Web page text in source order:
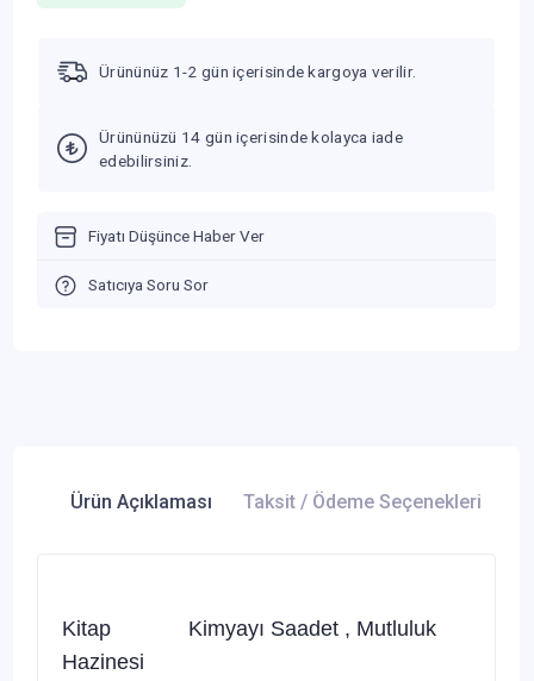
Ürününüz 1-2 gün içerisinde kargoya verilir.
Ürününüzü 14 gün içerisinde kolayca iade
edebilirsiniz.
Fiyatı Düşünce Haber Ver
Satıcıya Soru Sor
Ürün Açıklaması Taksit / Ödeme Seçenekleri
Kitap Kimyayı Saadet , Mutluluk
Hazinesi